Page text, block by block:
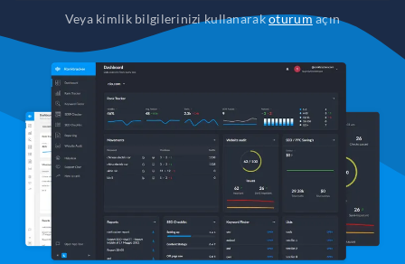
Veya kimlik bilgilerinizi kullanarakoturumaçın